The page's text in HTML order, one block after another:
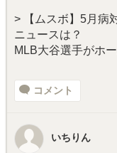
> 【ムスボ】5月病
ニュースは？
MLB大谷選手がホ
コメント
いちりん